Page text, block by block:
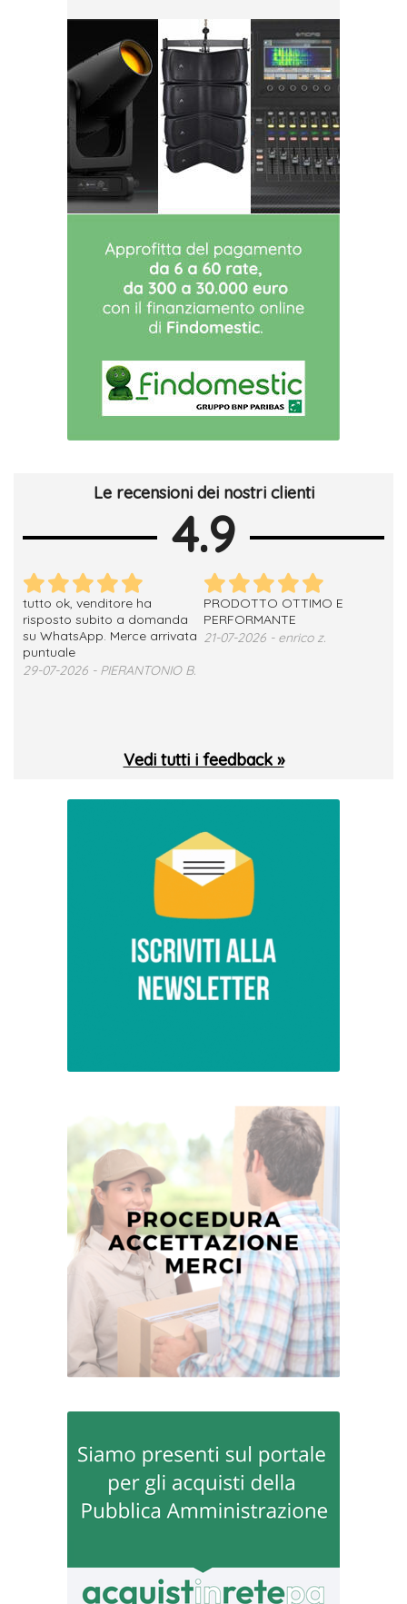
Le recensioni dei nostri clienti
4.9
tutto ok, venditore ha
risposto subito a domanda
su WhatsApp. Merce arrivata
puntuale
29-07-2026 - PIERANTONIO B.
PRODOTTO OTTIMO E
PERFORMANTE
21-07-2026 - enrico z.
Vedi tutti i feedback »